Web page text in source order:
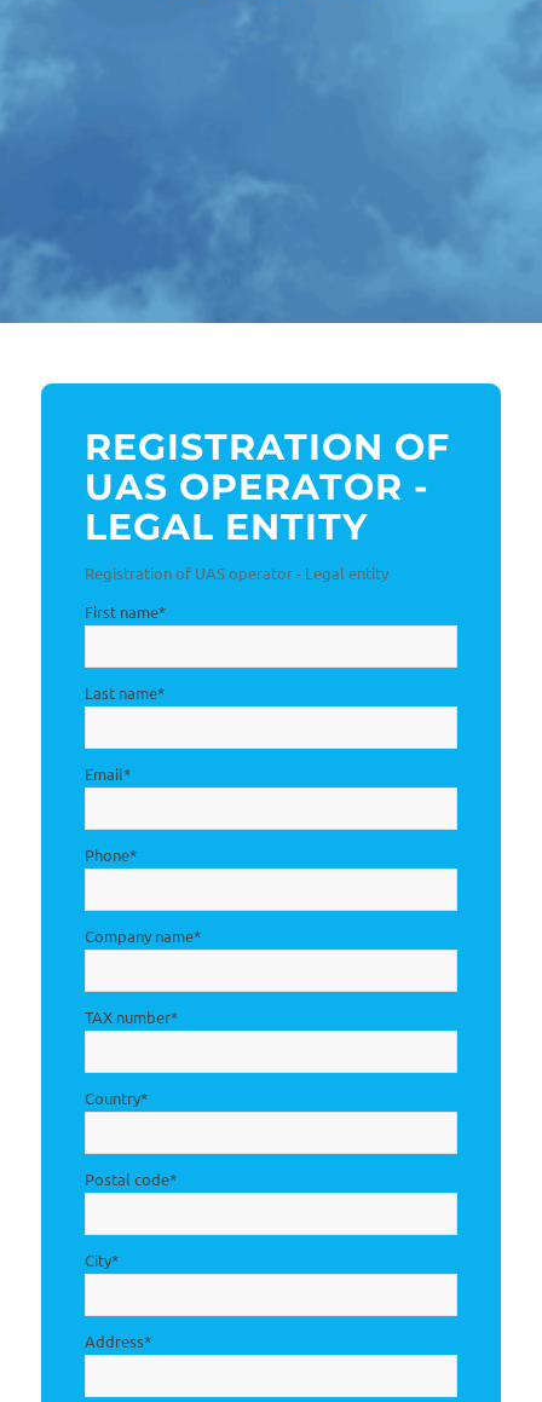
REGISTRATION OF
UAS OPERATOR -
LEGAL ENTITY
Registration of UAS operator - Legal entity
First name*
Last name*
Email*
Phone*
Company name*
TAX number*
Country*
Postal code*
City*
Address*